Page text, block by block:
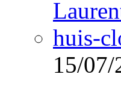
15/07/